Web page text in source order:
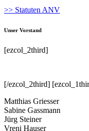
>> Statuten ANV
Unser Vorstand
[ezcol_2third]
[/ezcol_2third]
Matthias Griesser
Sabine Gassmann
Jürg Steiner
Vreni Hauser